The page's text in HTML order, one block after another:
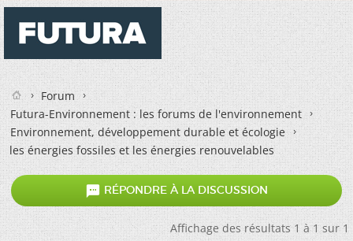
Forum
Futura-Environnement : les forums de l'environnement
Environnement, développement durable et écologie
les énergies fossiles et les énergies renouvelables
 RÉPONDRE À LA DISCUSSION
Affichage des résultats 1 à 1 sur 1